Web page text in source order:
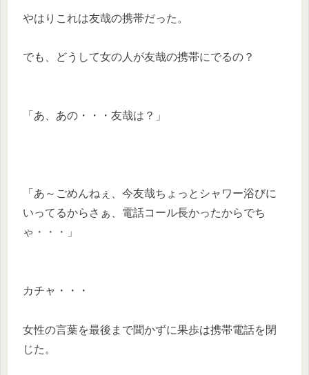
やはりこれは友哉の携帯だった。
でも、どうして女の人が友哉の携帯にでるの？
「あ、あの・・・友哉は？」
「あ～ごめんねぇ、今友哉ちょっとシャワー浴びに
いってるからさぁ、電話コール長かったからでち
ゃ・・・」
カチャ・・・
女性の言葉を最後まで聞かずに果歩は携帯電話を閉
じた。